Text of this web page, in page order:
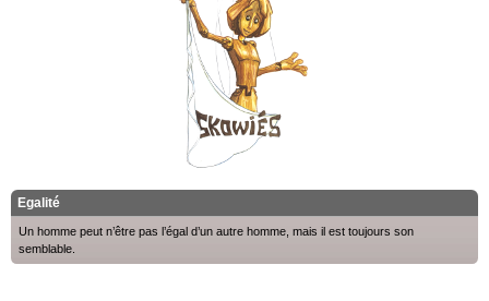
Egalité
Un homme peut n’être pas l’égal d’un autre homme, mais il est toujours son
semblable.